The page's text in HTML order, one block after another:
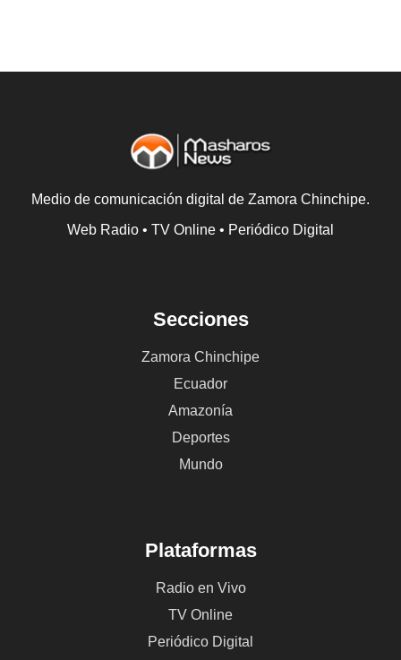
Medio de comunicación digital de Zamora Chinchipe.
Web Radio • TV Online • Periódico Digital
Secciones
Zamora Chinchipe
Ecuador
Amazonía
Deportes
Mundo
Plataformas
Radio en Vivo
TV Online
Periódico Digital